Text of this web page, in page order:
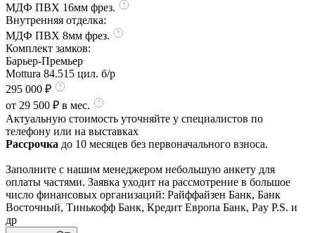
МДФ ПВХ 16мм фрез.
Внутренняя отделка:
МДФ ПВХ 8мм фрез.
Комплект замков:
Барьер-Премьер
Mottura 84.515 цил. б/р
295 000 ₽
от 29 500 ₽ в мес.
Актуальную стоимость уточняйте у специалистов по
телефону или на выставках
Рассрочка до 10 месяцев без первоначального взноса.
Заполните с нашим менеджером небольшую анкету для
оплаты частями. Заявка уходит на рассмотрение в большое
число финансовых организаций: Райффайзен Банк, Банк
Восточный, Тинькофф Банк, Кредит Европа Банк, Pay P.S. и
др